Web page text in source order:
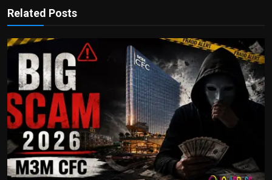
Related Posts